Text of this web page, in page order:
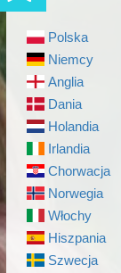
Polska
Niemcy
Anglia
Dania
Holandia
Irlandia
Chorwacja
Norwegia
Włochy
Hiszpania
Szwecja